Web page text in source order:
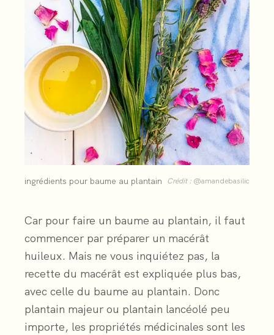
ingrédients pour baume au plantain Crédit : @amandebasilic
Car pour faire un baume au plantain, il faut
commencer par préparer un macérât
huileux. Mais ne vous inquiétez pas, la
recette du macérât est expliquée plus bas,
avec celle du baume au plantain. Donc
plantain majeur ou plantain lancéolé peu
importe, les propriétés médicinales sont les